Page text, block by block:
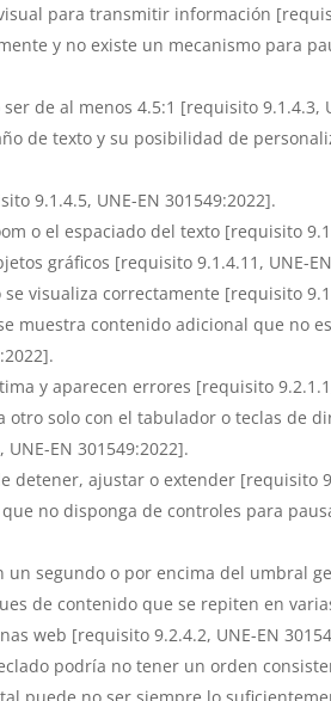
para transmitir información
y no existe un mecanismo para
de al menos 4.5:1 [requisito 9.1.4.3,
de texto y su posibilidad de
9.1.4.5, UNE-EN 301549:2022].
o el espaciado del texto [requisito
gráficos [requisito 9.1.4.11, UNE-
visualiza correctamente [requisito
muestra contenido adicional que no
y aparecen errores [requisito
solo con el tabulador o teclas de
EN 301549:2022].
ajustar o extender [requisito
no disponga de controles para
segundo o por encima del umbral
de contenido que se repiten en
web [requisito 9.2.4.2, UNE-EN
podría no tener un orden
puede no ser siempre lo